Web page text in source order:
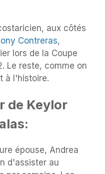
aux côtés
Contreras,
lors de la Coupe
Le reste, comme on
à l'histoire.
de Keylor
épouse, Andrea
d'assister au